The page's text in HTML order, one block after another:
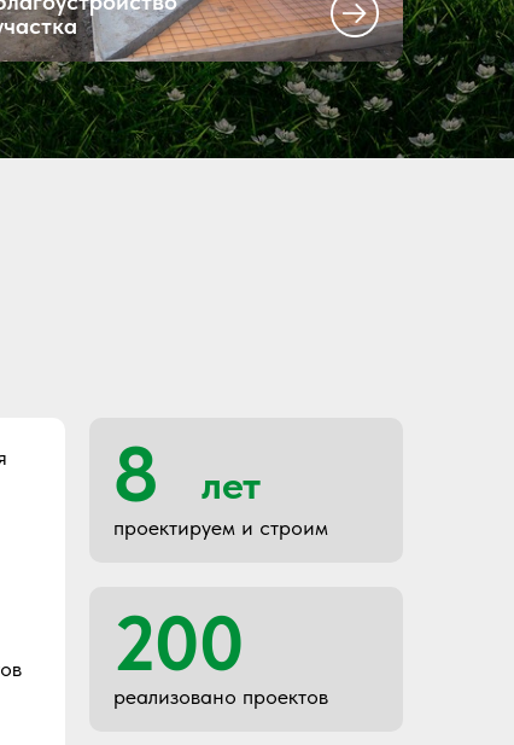
8
200
лет
реализовано проектов
проектируем и строим